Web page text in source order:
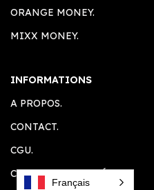
ORANGE MONEY.
MIXX MONEY.
INFORMATIONS
A PROPOS.
CONTACT.
CGU.
CONFIDENTIALITÉ.
Français